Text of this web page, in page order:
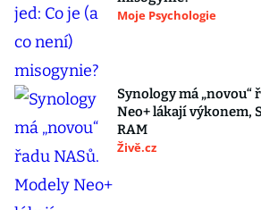
Moje Psychologie
Synology má „novou“
Neo+ lákají výkonem,
RAM
Živě.cz